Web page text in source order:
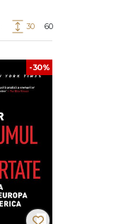
30 60
-30%